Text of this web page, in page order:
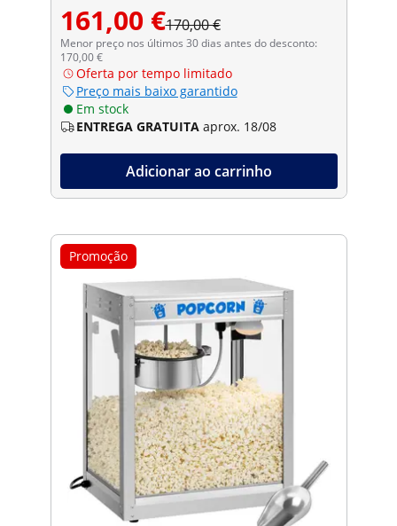
161,00 €170,00 €
Menor preço nos últimos 30 dias antes do desconto:
170,00 €
Oferta por tempo limitado
Preço mais baixo garantido
Em stock
ENTREGA GRATUITA aprox. 18/08
Adicionar ao carrinho
Promoção